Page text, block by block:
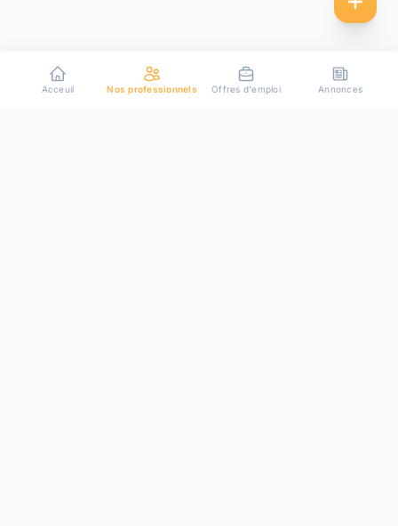
Acceuil Nos professionnels Offres d'emploi Annonces